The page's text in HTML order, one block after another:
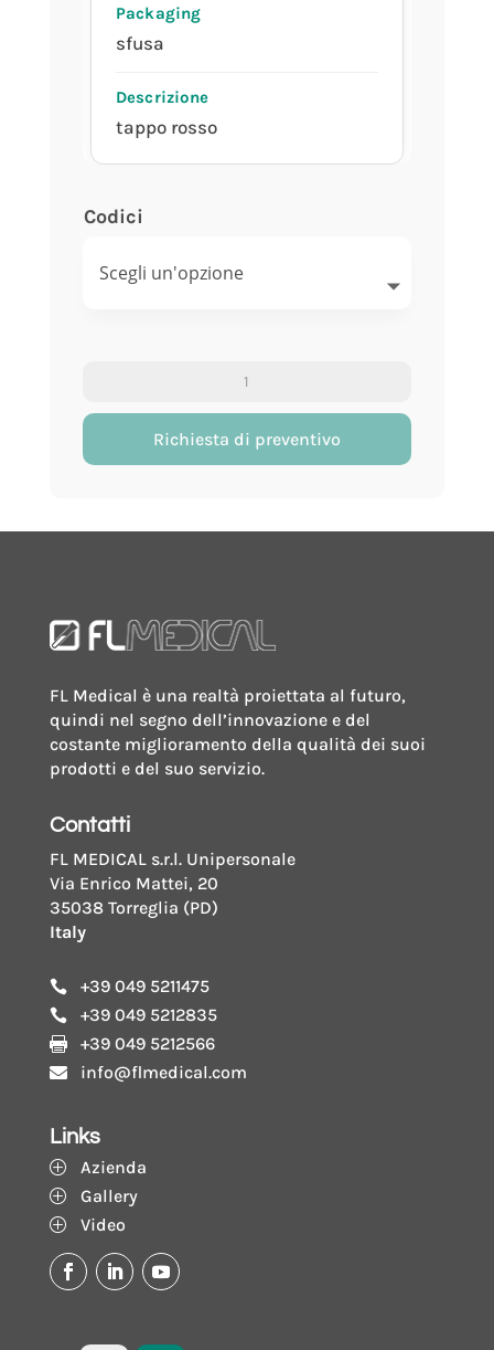
sfusa
tappo rosso
Codici
con
a
parte
quantity
Richiesta di preventivo
FL Medical è una realtà proiettata al futuro,
quindi nel segno dell’innovazione e del
costante miglioramento della qualità dei suoi
prodotti e del suo servizio.
Contatti
FL MEDICAL s.r.l. Unipersonale
Via Enrico Mattei, 20
35038 Torreglia (PD)
Italy
 +39 049 5211475
 +39 049 5212835
 +39 049 5212566
 info@flmedical.com
Links
P Azienda
P Gallery
P Video